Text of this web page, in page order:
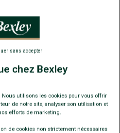
4.8 / 5-
ETÉ
- BRAIDEN - Maille texturée-
chez Bexley
Nous utilisons les cookies pour vous offrir
de notre site, analyser son utilisation et
efforts de marketing.
de cookies non strictement nécessaires
sans accepter